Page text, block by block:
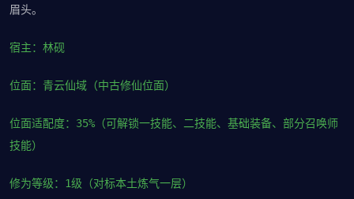
眉头。
宿主：林砚
位面：青云仙域（中古修仙位面）
位面适配度：35%（可解锁一技能、二技能、基础装备、部分召唤师
技能）
修为等级：1级（对标本土炼气一层）